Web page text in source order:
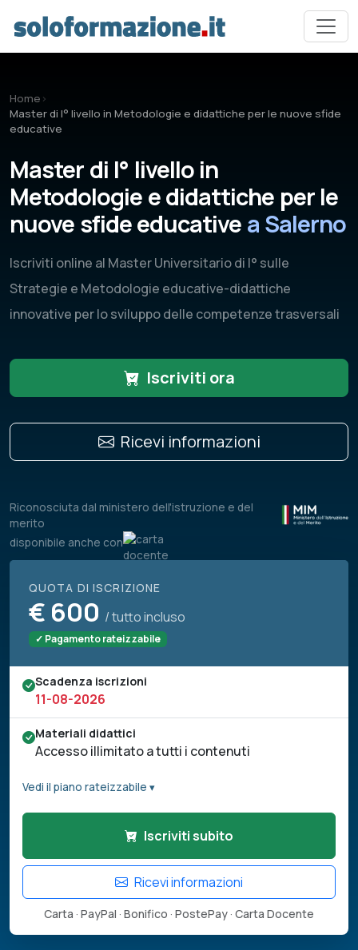
Home ›
Master di I° livello in Metodologie e didattiche per le nuove sfide
educative
Master di I° livello in
Metodologie e didattiche per le
nuove sfide educative a Salerno
Iscriviti online al Master Universitario di I° sulle
Strategie e Metodologie educative-didattiche
innovative per lo sviluppo delle competenze trasversali
Iscriviti ora
Ricevi informazioni
Riconosciuta dal ministero dell'istruzione e del
merito
disponibile anche con
QUOTA DI ISCRIZIONE
€ 600 / tutto incluso
✓ Pagamento rateizzabile
Scadenza iscrizioni
11-08-2026
Materiali didattici
Accesso illimitato a tutti i contenuti
Vedi il piano rateizzabile ▾
Iscriviti subito
Ricevi informazioni
Carta · PayPal · Bonifico · PostePay · Carta Docente